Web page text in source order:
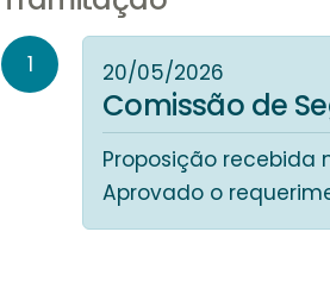
1 20/05/2026
Comissão de
Proposição recebida
Aprovado o